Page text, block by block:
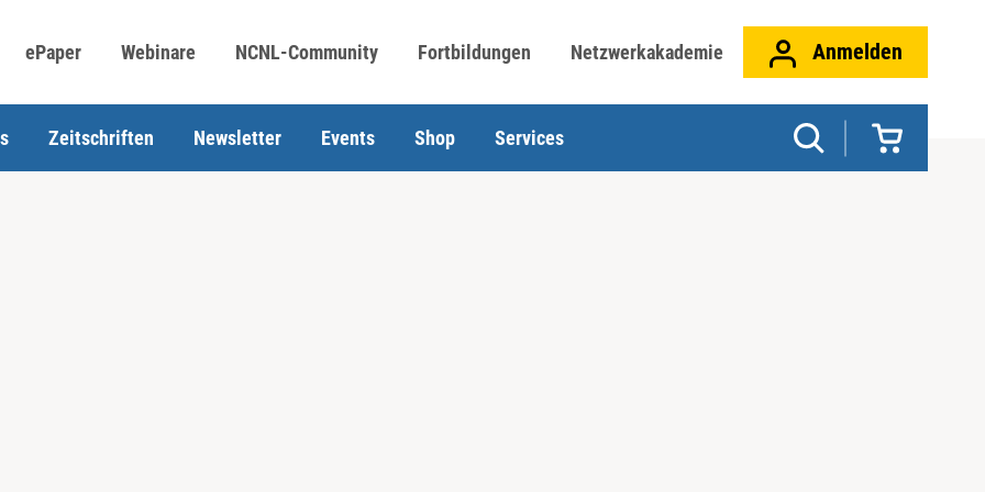
ePaper Webinare NCNL-Community Fortbildungen Netzwerkakademie Anmelden
Zeitschriften Newsletter Events Shop Services